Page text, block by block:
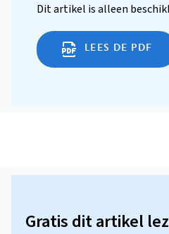
Dit artikel is alleen
LEES DE PDF
Gratis dit artikel